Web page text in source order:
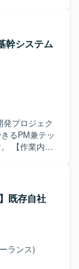
す。 USチ
、グローバ
す。 フロン
とができ、
を高められ
）および既存
境を活用し
携しながら
画要件から
実装設計へ
ードの機能改
きます。
プロジェク
方を求めて
・デメリッ
きる方を歓
を必要に応じ
ーズに進めら
の影響を見極
の高いサー
フロントエ
れるため、
関与してい
債の解消に
向上に寄与
います。 バ
幹システム
発プロジェク
るPM兼テッ
品質管理を
管理を実施
めていま
取りなが
たします。
発におい
て上流から
既存自社
ランス)